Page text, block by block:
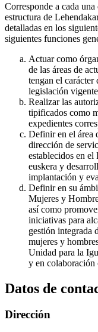
Corresponde a cada
estructura de
detalladas en los
siguientes funciones
Actuar como
de las áreas de
tengan el carácter
legislación
Realizar las
tipificados como
expedientes
Definir en el área
dirección de
establecidos en
euskera y
implantación y
Definir en su
Mujeres y
así como
iniciativas para
gestión integrada
mujeres y
Unidad para la
y en colaboración
Datos de
Dirección